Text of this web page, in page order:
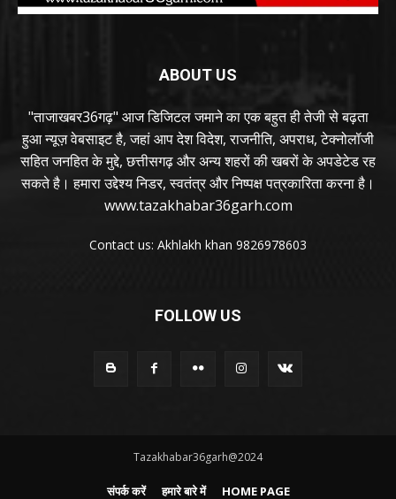
ABOUT US
"ताजाखबर36गढ़" आज डिजिटल जमाने का एक बहुत ही तेजी से बढ़ता
हुआ न्यूज़ वेबसाइट है, जहां आप देश विदेश, राजनीति, अपराध, टेक्नोलॉजी
सहित जनहित के मुद्दे, छत्तीसगढ़ और अन्य शहरों की खबरों के अपडेटेड रह
सकते है। हमारा उद्देश्य निडर, स्वतंत्र और निष्पक्ष पत्रकारिता करना है।
www.tazakhabar36garh.com
Contact us: Akhlakh khan 9826978603
FOLLOW US
Tazakhabar36garh@2024
संपर्क करें हमारे बारे में HOME PAGE